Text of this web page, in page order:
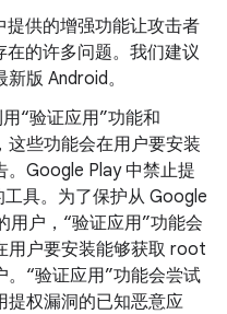
提供的增强功能让攻击者
的许多问题。我们建议
版 Android。
“验证应用”功能和
些功能会在用户要安装
Google Play 中禁止提
具。为了保护从 Google
用户，“验证应用”功能会
用户要安装能够获取 root
“验证应用”功能会尝试
提权漏洞的已知恶意应